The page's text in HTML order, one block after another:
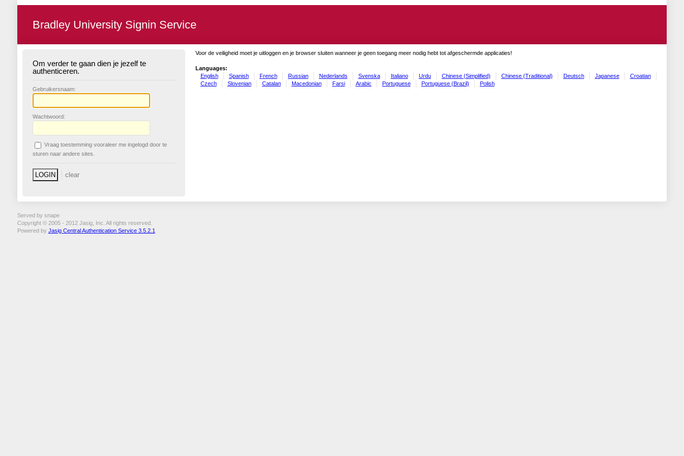
Bradley University Signin Service
Om verder te gaan dien je jezelf te
authenticeren.
Gebruikersnaam:
Wachtwoord:
Vraag toestemming vooraleer me ingelogd door te
sturen naar andere sites.
Voor de veiligheid moet je uitloggen en je browser sluiten wanneer je geen toegang meer nodig hebt tot afgeschermde applicaties!
Languages:
English
Spanish French Russian Nederlands Svenska Italiano Urdu Chinese (Simplified) Chinese (Traditional) Deutsch Japanese
Croatian
Czech
Slovenian Catalan Macedonian Farsi Arabic Portuguese Portuguese (Brazil) Polish
Served by snape
Copyright © 2005 - 2012 Jasig, Inc. All rights reserved.
Powered by Jasig Central Authentication Service 3.5.2.1